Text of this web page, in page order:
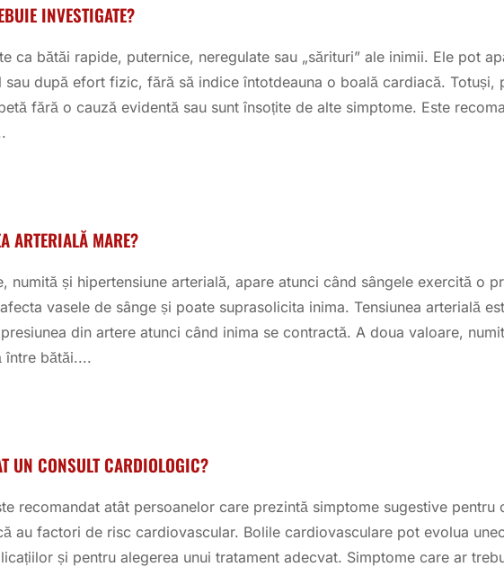
INVESTIGATE?
ca bătăi rapide, puternice, neregulate sau „sărituri” ale inimii. Ele pot
după efort fizic, fără să indice întotdeauna o boală cardiacă.
fără o cauză evidentă sau sunt însoțite de alte simptome. Este
ARTERIALĂ MARE?
numită și hipertensiune arterială, apare atunci când sângele exercită o
vasele de sânge și poate suprasolicita inima. Tensiunea arterială
din artere atunci când inima se contractă. A doua valoare,
între bătăi....
UN CONSULT CARDIOLOGIC?
recomandat atât persoanelor care prezintă simptome sugestive
au factori de risc cardiovascular. Bolile cardiovasculare pot evolua
și pentru alegerea unui tratament adecvat. Simptome care ar